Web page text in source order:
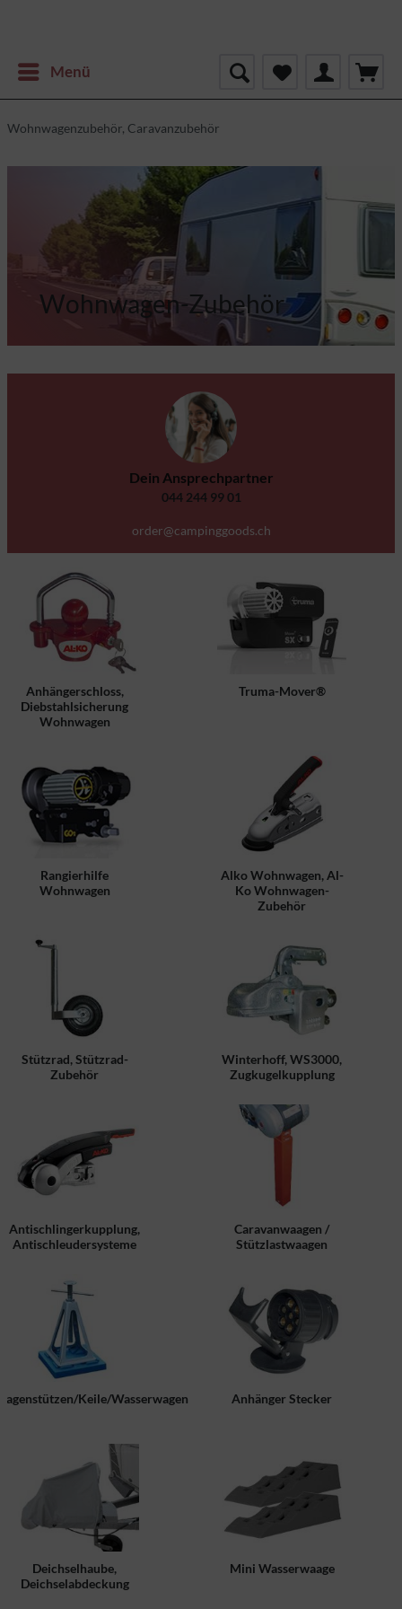
Menü
Wohnwagenzubehör, Caravanzubehör
Wohnwagen-Zubehör
Dein Ansprechpartner
044 244 99 01
order@campinggoods.ch
Anhängerschloss,
Diebstahlsicherung
Wohnwagen
Truma-Mover®
Rangierhilfe
Wohnwagen
Alko Wohnwagen, Al-
Ko Wohnwagen-
Zubehör
Stützrad, Stützrad-
Zubehör
Winterhoff, WS3000,
Zugkugelkupplung
Antischlingerkupplung,
Antischleudersysteme
Caravanwaagen /
Stützlastwaagen
Keile/Wasserwagen Anhänger Stecker
Deichselhaube,
Deichselabdeckung
Mini Wasserwaage